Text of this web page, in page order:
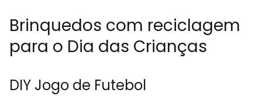
Brinquedos com reciclagem
para o Dia das Crianças
DIY Jogo de Futebol